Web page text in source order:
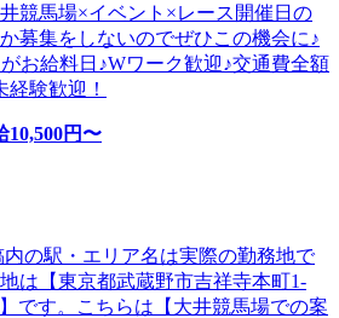
競馬場×イベント×レース開催日の
募集をしないのでぜひこの機会に♪
お給料日♪Wワーク歓迎♪交通費全額
験歓迎！
10,500円〜
の駅・エリア名は実際の勤務地で
は【東京都武蔵野市吉祥寺本町1-
です。こちらは【大井競馬場での案